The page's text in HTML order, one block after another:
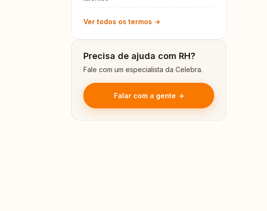
Ver todos os termos →
Precisa de ajuda com RH?
Fale com um especialista da Celebra.
Falar com a gente →